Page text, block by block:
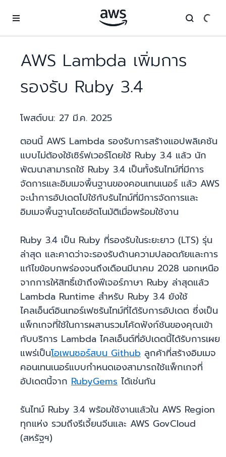
AWS Lambda เพิ่มการ
รองรับ Ruby 3.4
โพสต์บน: 27 มี.ค. 2025
ตอนนี้ AWS Lambda รองรับการสร้างแอปพลิเคชัน
แบบไม่ต้องใช้เซิร์ฟเวอร์โดยใช้ Ruby 3.4 แล้ว นัก
พัฒนาสามารถใช้ Ruby 3.4 เป็นทั้งรันไทม์ที่มีการ
จัดการและอิมเมจพื้นฐานของคอนเทนเนอร์ แล้ว AWS
จะนำการอัปเดตไปใช้กับรันไทม์ที่มีการจัดการและ
อิมเมจพื้นฐานโดยอัตโนมัติเมื่อพร้อมใช้งาน
Ruby 3.4 เป็น Ruby ที่รองรับในระยะยาว (LTS) รุ่น
ล่าสุด และคาดว่าจะรองรับด้านความปลอดภัยและการ
แก้ไขข้อบกพร่องจนถึงเดือนมีนาคม 2028 นอกเหนือ
จากการให้สิทธิ์เข้าถึงฟีเจอร์ภาษา Ruby ล่าสุดแล้ว
Lambda Runtime สำหรับ Ruby 3.4 ยังใช้
ไคลเอ็นต์อินเทอร์เฟซรันไทม์ที่ได้รับการอัปเดต ซึ่งเป็น
แพ็กเกจที่ใช้ในการผสานรวมโค้ดฟังก์ชันของคุณเข้า
กับบริการ Lambda ไคลเอ็นต์ที่อัปเดตนี้ได้รับการเผย
แพร่เป็นโอเพนซอร์สบน Github ลูกค้าที่สร้างอิมเมจ
คอนเทนเนอร์แบบกำหนดเองสามารถใช้แพ็กเกจที่
อัปเดตนี้จาก RubyGems ได้เช่นกัน
รันไทม์ Ruby 3.4 พร้อมใช้งานแล้วใน AWS Region
ทุกแห่ง รวมถึงรีเจี้ยนจีนและ AWS GovCloud
(สหรัฐฯ)